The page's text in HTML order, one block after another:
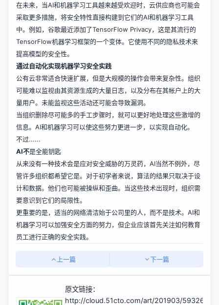
在未来，当AI和机器学习工具越来越受欢迎时，云供应商也可能会
采取更多措施，将安全特性直接构建到它们的AI和机器学习工具
中。例如，谷歌最近添加了TensorFlow Privacy，这是其流行的
TensorFlow机器学习框架的一个变体。它使用不同的隐私技术来
提高模型的安全性。
通过自动化实现机器学习安全实践
公有云非常适合快速扩展，但是大规模的操作会带来复杂性。组织
可能难以监视由其资源生成的大量日志，以及分布在其帐户上的大
量用户。未能监视这些活动还可能会导致漏洞。
当组织删除尽可能多的手工步骤时，就可以更好地处理这些激增的
信息。AI和机器学习可以使这些努力更进一步，以实现自动化。
不过......
AI不是全能钥匙
从来没有一种技术会是应对安全威胁的万灵药，AI当然不例外，尽
管许多组织都希望它是。对于初学者来说，算法的结果只取决于设
计和数据。他们也可能被操纵和歪曲。当这些技术出现时，组织需
要意识到它们的局限性。
更重要的是，适当的网络清洁始于公司里的人，而不是技术。AI和
机器学习可以加强安全方面的努力，但企业应该首先关注如何教育
员工进行正确的安全实践。
上一篇 下一篇
原文链接：
http://cloud.51cto.com/art/201903/